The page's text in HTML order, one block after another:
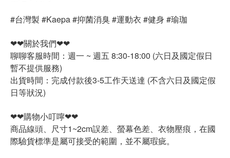
#台灣製 #Kaepa #抑菌消臭 #運動衣 #健身 #瑜珈
❤❤關於我們❤❤
聊聊客服時間：週一 ~ 週五 8:30-18:00 (六日及國定假日
暫不提供服務)
出貨時間：完成付款後3-5工作天送達 (不含六日及國定假
日等狀況)
❤❤購物小叮嚀❤❤
商品線頭、尺寸1~2cm誤差、螢幕色差、衣物壓痕，在國
際驗貨標準是屬可接受的範圍，並不屬瑕疵。